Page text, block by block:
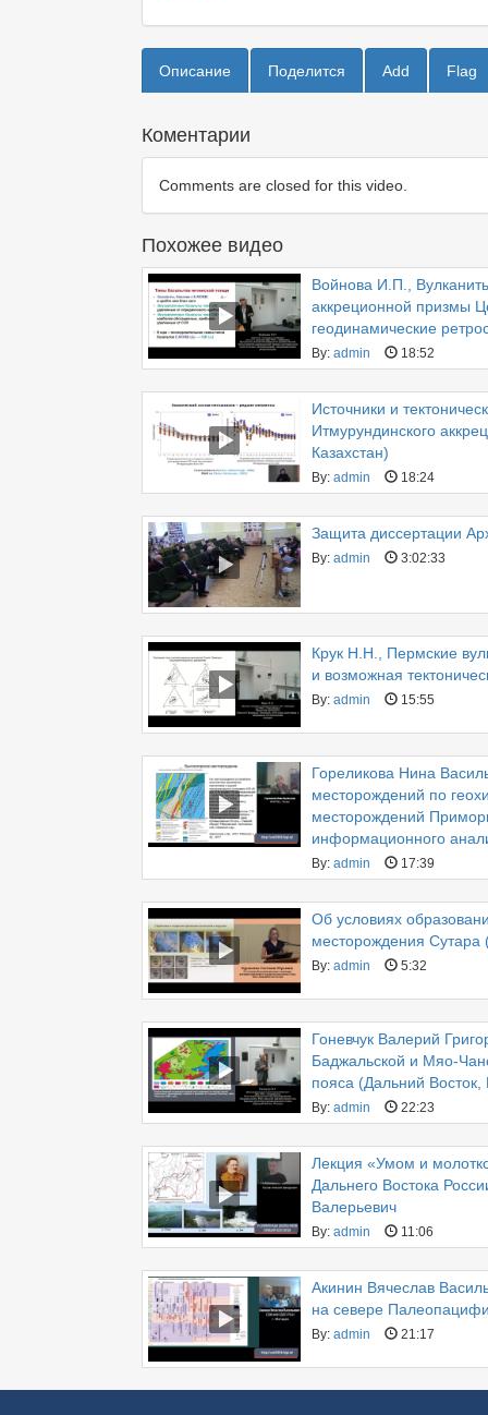
Описание Поделится Add Flag
Коментарии
Comments are closed for this video.
Похожее видео
Войнова И.П.,
аккреционной призмы
геодинамические
By: admin 18:52
Источники и
Итмурундинского
Казахстан)
By: admin 18:24
Защита диссертации
By: admin 3:02:33
Крук Н.Н., Пермские
и возможная
By: admin 15:55
Гореликова Нина
месторождений по
месторождений
информационного
By: admin 17:39
Об условиях
месторождения Сутара
By: admin 5:32
Гоневчук Валерий
Баджальской и Мяо-
пояса (Дальний Восток,
By: admin 22:23
Лекция «Умом и
Дальнего Востока
Валерьевич
By: admin 11:06
Акинин Вячеслав
на севере
By: admin 21:17